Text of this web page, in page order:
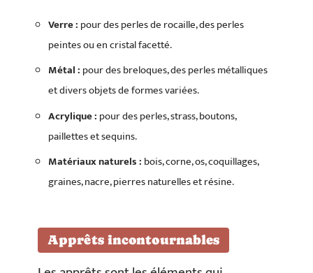
Verre : pour des perles de rocaille, des perles
peintes ou en cristal facetté.
Métal : pour des breloques, des perles métalliques
et divers objets de formes variées.
Acrylique : pour des perles, strass, boutons,
paillettes et sequins.
Matériaux naturels : bois, corne, os, coquillages,
graines, nacre, pierres naturelles et résine.
Apprêts incontournables